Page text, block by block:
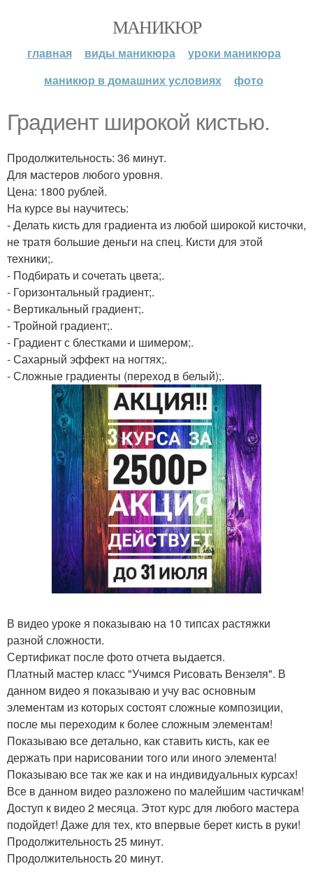
МАНИКЮР
главная виды маникюра
уроки маникюра
маникюр в домашних условиях
фото
Градиент широкой кистью.
Продолжительность: 36 минут.
Для мастеров любого уровня.
Цена: 1800 рублей.
На курсе вы научитесь:
- Делать кисть для градиента из любой широкой кисточки,
не тратя большие деньги на спец. Кисти для этой
техники;.
- Подбирать и сочетать цвета;.
- Горизонтальный градиент;.
- Вертикальный градиент;.
- Тройной градиент;.
- Градиент с блестками и шимером;.
- Сахарный эффект на ногтях;.
- Сложные градиенты (переход в белый);.
В видео уроке я показываю на 10 типсах растяжки
разной сложности.
Сертификат после фото отчета выдается.
Платный мастер класс "Учимся Рисовать Вензеля". В
данном видео я показываю и учу вас основным
элементам из которых состоят сложные композиции,
после мы переходим к более сложным элементам!
Показываю все детально, как ставить кисть, как ее
держать при нарисовании того или иного элемента!
Показываю все так же как и на индивидуальных курсах!
Все в данном видео разложено по малейшим частичкам!
Доступ к видео 2 месяца. Этот курс для любого мастера
подойдет! Даже для тех, кто впервые берет кисть в руки!
Продолжительность 25 минут.
Продолжительность 20 минут.